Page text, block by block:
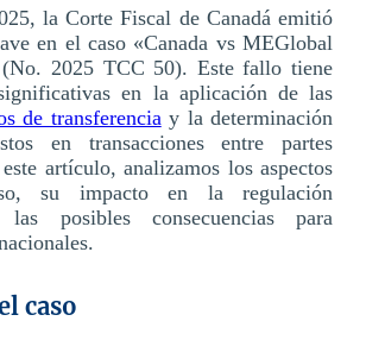
la Corte Fiscal de Canadá emitió
en el caso «Canada vs MEGlobal
2025 TCC 50). Este fallo tiene
en la aplicación de las
de transferencia y la determinación
en transacciones entre partes
artículo, analizamos los aspectos
su impacto en la regulación
posibles consecuencias para
caso